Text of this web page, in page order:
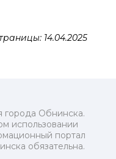
14.04.2025
города Обнинска.
использовании
портал
обязательна.